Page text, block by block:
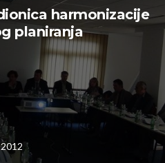
harmonizacije
planiranja